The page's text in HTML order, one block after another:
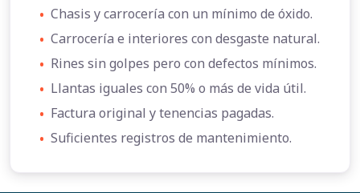
• Chasis y carrocería con un mínimo de óxido.
• Carrocería e interiores con desgaste natural.
• Rines sin golpes pero con defectos mínimos.
• Llantas iguales con 50% o más de vida útil.
• Factura original y tenencias pagadas.
• Suficientes registros de mantenimiento.